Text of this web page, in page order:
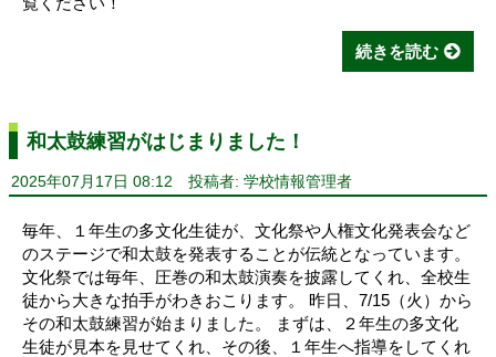
続きを読む
和太鼓練習がはじまりました！
2025年07月17日 08:12 投稿者: 学校情報管理者
毎年、１年生の多文化生徒が、文化祭や人権文化発表会など
のステージで和太鼓を発表することが伝統となっています。
文化祭では毎年、圧巻の和太鼓演奏を披露してくれ、全校生
徒から大きな拍手がわきおこります。 昨日、7/15（火）から
その和太鼓練習が始まりました。 まずは、２年生の多文化
生徒が見本を見せてくれ、その後、１年生へ指導をしてくれ